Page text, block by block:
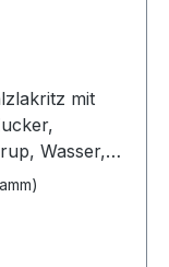
mit
Wasser,
modifizierte